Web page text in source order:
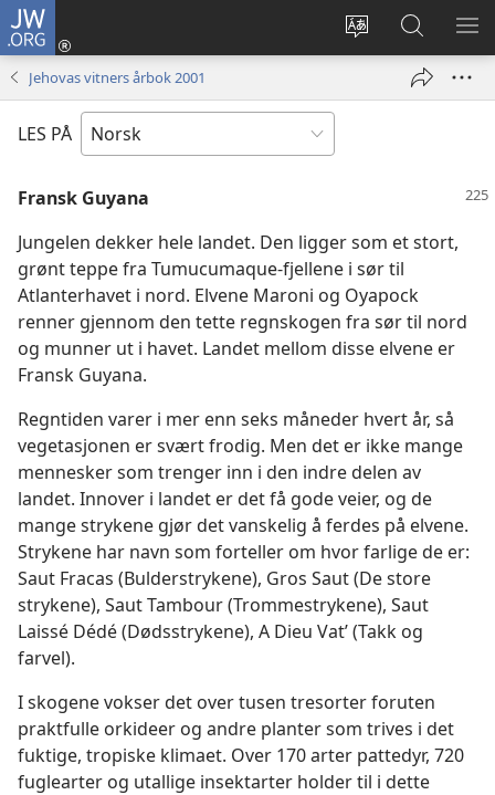
JW.ORG
Endre
Logg
inn
vindu)
Søk
på
JW.ORG
VIS
Jehovas vitners årbok 2001
LES PÅ
Fransk Guyana
Jungelen dekker hele landet. Den ligger som et stort,
grønt teppe fra Tumucumaque-fjellene i sør til
Atlanterhavet i nord. Elvene Maroni og Oyapock
renner gjennom den tette regnskogen fra sør til nord
og munner ut i havet. Landet mellom disse elvene er
Fransk Guyana.
Regntiden varer i mer enn seks måneder hvert år, så
vegetasjonen er svært frodig. Men det er ikke mange
mennesker som trenger inn i den indre delen av
landet. Innover i landet er det få gode veier, og de
mange strykene gjør det vanskelig å ferdes på elvene.
Strykene har navn som forteller om hvor farlige de er:
Saut Fracas (Bulderstrykene), Gros Saut (De store
strykene), Saut Tambour (Trommestrykene), Saut
Laissé Dédé (Dødsstrykene), A Dieu Vat’ (Takk og
farvel).
I skogene vokser det over tusen tresorter foruten
praktfulle orkideer og andre planter som trives i det
fuktige, tropiske klimaet. Over 170 arter pattedyr, 720
fuglearter og utallige insektarter holder til i dette